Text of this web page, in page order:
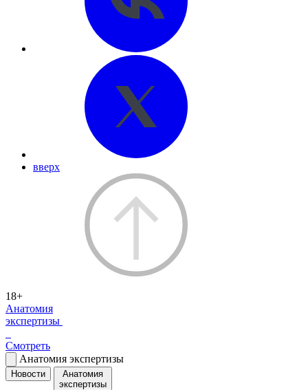
вверх
18+
Анатомия
экспертизы
Смотреть
Анатомия экспертизы
Новости
Анатомия
экспертизы